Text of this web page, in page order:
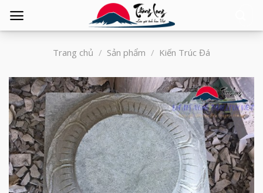
Trang chủ / Sản phẩm / Kiến Trúc Đá